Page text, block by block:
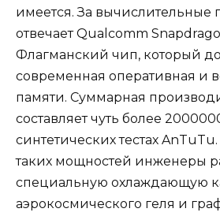
имеется. За вычислительные
отвечает Qualcomm
Флагманский чип, который
современная оперативная и
памяти. Суммарная
составляет чуть более
синтетических тестах
таких мощностей инженеры
специальную охлаждающую
аэрокосмического геля и